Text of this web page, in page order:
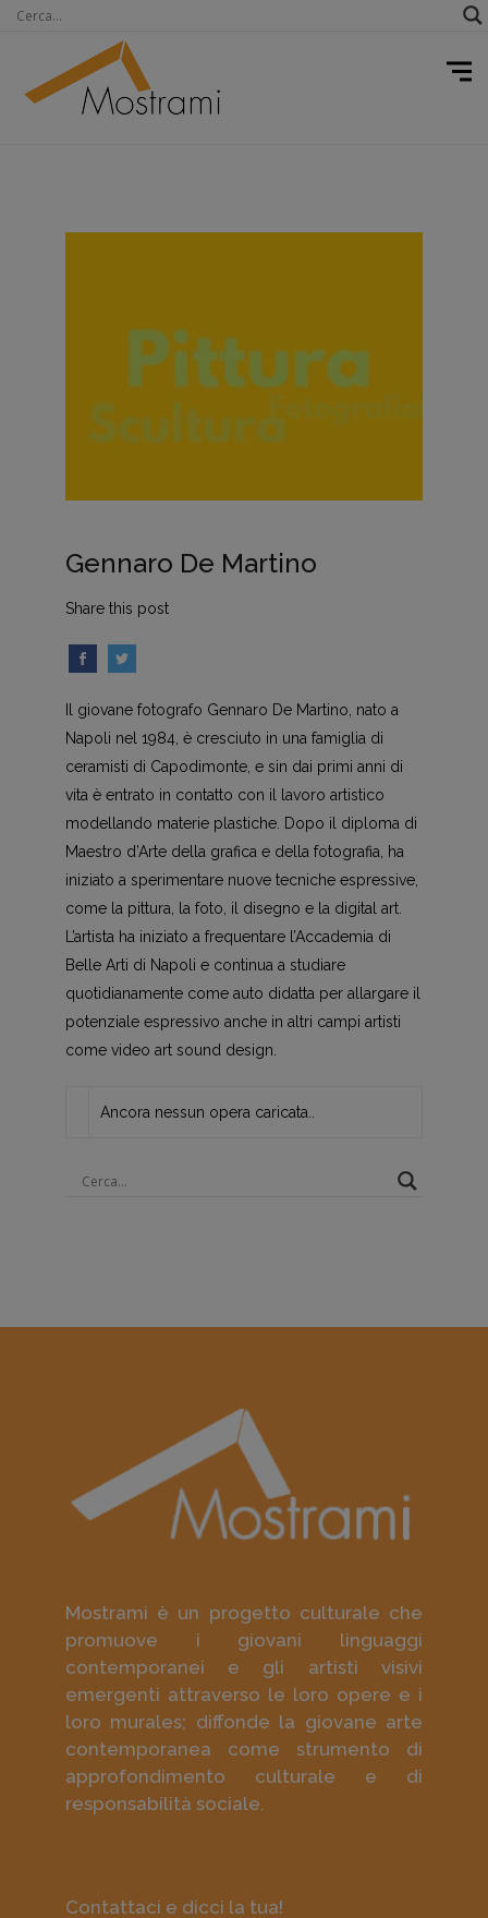
Gennaro De Martino
Share this post
Il giovane fotografo Gennaro De Martino, nato a
Napoli nel 1984, è cresciuto in una famiglia di
ceramisti di Capodimonte, e sin dai primi anni di
vita è entrato in contatto con il lavoro artistico
modellando materie plastiche. Dopo il diploma di
Maestro d’Arte della grafica e della fotografia, ha
iniziato a sperimentare nuove tecniche espressive,
come la pittura, la foto, il disegno e la digital art.
L’artista ha iniziato a frequentare l’Accademia di
Belle Arti di Napoli e continua a studiare
quotidianamente come auto didatta per allargare il
potenziale espressivo anche in altri campi artisti
come video art sound design.
Ancora nessun opera caricata..
Mostrami è un progetto culturale che
promuove i giovani linguaggi
contemporanei e gli artisti visivi
emergenti attraverso le loro opere e i
loro murales; diffonde la giovane arte
contemporanea come strumento di
approfondimento culturale e di
responsabilità sociale.
Contattaci e dicci la tua!